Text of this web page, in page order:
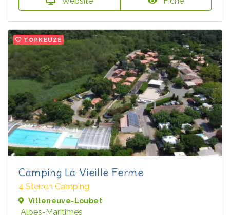
TOPKEUZE
Camping La Vieille Ferme
4 Sterren Camping
Villeneuve-Loubet
Alpes-Maritimes